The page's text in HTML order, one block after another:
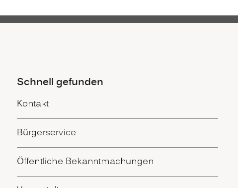
Schnell gefunden
Kontakt
Bürgerservice
Öffentliche Bekanntmachungen